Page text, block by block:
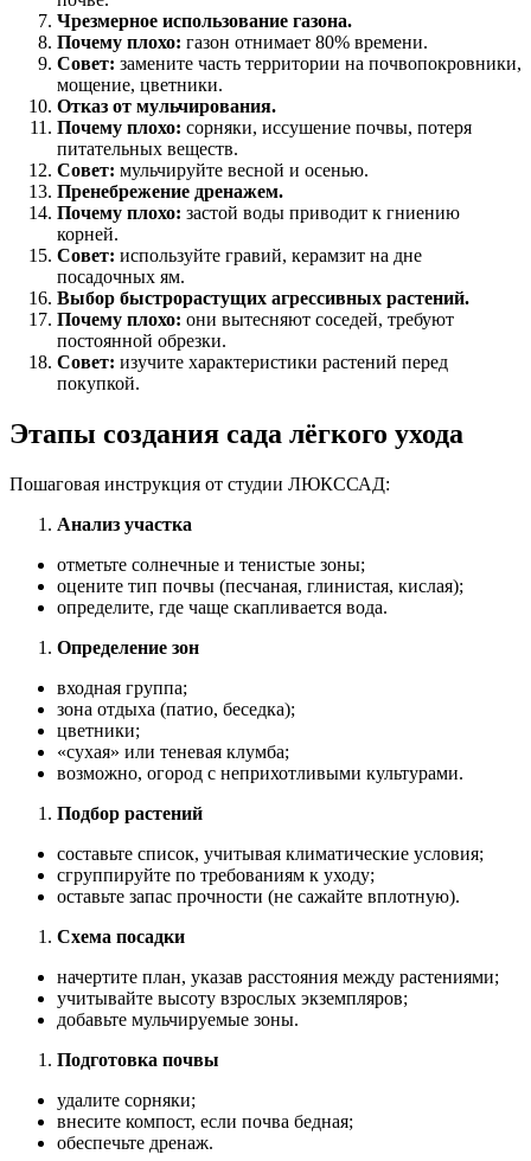
Чрезмерное использование газона.
Почему плохо: газон отнимает 80% времени.
Совет: замените часть территории на почвопокровники,
мощение, цветники.
Отказ от мульчирования.
Почему плохо: сорняки, иссушение почвы, потеря
питательных веществ.
Совет: мульчируйте весной и осенью.
Пренебрежение дренажем.
Почему плохо: застой воды приводит к гниению
корней.
Совет: используйте гравий, керамзит на дне
посадочных ям.
Выбор быстрорастущих агрессивных растений.
Почему плохо: они вытесняют соседей, требуют
постоянной обрезки.
Совет: изучите характеристики растений перед
покупкой.
Этапы создания сада лёгкого ухода
Пошаговая инструкция от студии ЛЮКССАД:
Анализ участка
отметьте солнечные и тенистые зоны;
оцените тип почвы (песчаная, глинистая, кислая);
определите, где чаще скапливается вода.
Определение зон
входная группа;
зона отдыха (патио, беседка);
цветники;
«сухая» или теневая клумба;
возможно, огород с неприхотливыми культурами.
Подбор растений
составьте список, учитывая климатические условия;
сгруппируйте по требованиям к уходу;
оставьте запас прочности (не сажайте вплотную).
Схема посадки
начертите план, указав расстояния между растениями;
учитывайте высоту взрослых экземпляров;
добавьте мульчируемые зоны.
Подготовка почвы
удалите сорняки;
внесите компост, если почва бедная;
обеспечьте дренаж.